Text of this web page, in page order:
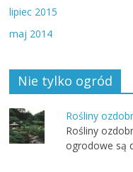
lipiec 2015
maj 2014
Nie tylko ogród
Rośliny
Rośliny
ogrodowe są